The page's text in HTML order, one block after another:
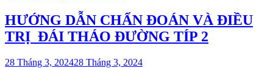
HƯỚNG DẪN CHẨN ĐOÁN VÀ ĐIỀU
TRỊ ĐÁI THÁO ĐƯỜNG TÍP 2
28 Tháng 3, 202428 Tháng 3, 2024